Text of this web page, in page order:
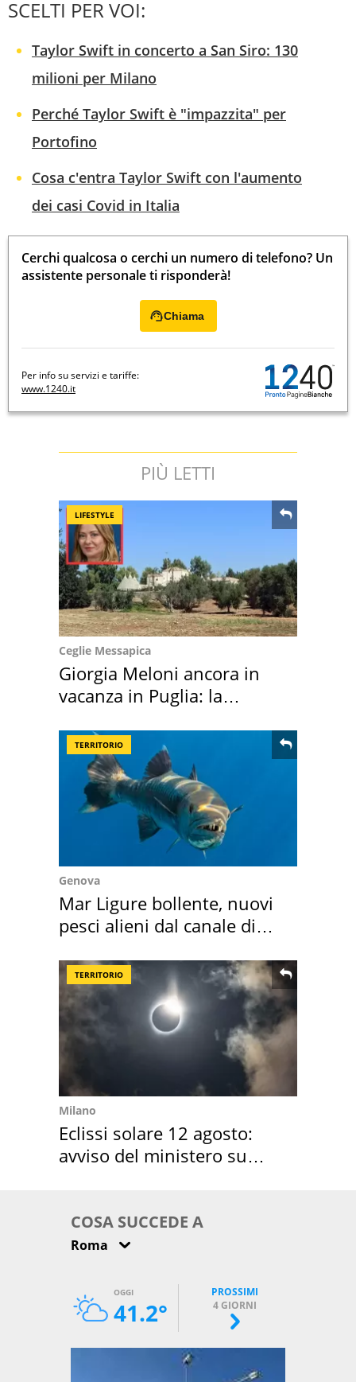
SCELTI PER VOI:
Taylor Swift in concerto a San Siro: 130
milioni per Milano
Perché Taylor Swift è "impazzita" per
Portofino
Cosa c'entra Taylor Swift con l'aumento
dei casi Covid in Italia
Cerchi qualcosa o cerchi un numero di telefono? Un
assistente personale ti risponderà!
Chiama
Per info su servizi e tariffe:
www.1240.it
PIÙ LETTI
LIFESTYLE
Ceglie Messapica
Giorgia Meloni ancora in
vacanza in Puglia: la
TERRITORIO
Genova
Mar Ligure bollente, nuovi
pesci alieni dal canale di
TERRITORIO
Milano
Eclissi solare 12 agosto:
avviso del ministero su